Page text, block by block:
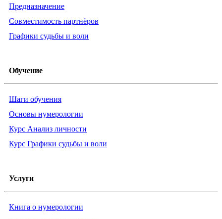
Предназначение
Совместимость партнёров
Графики судьбы и воли
Обучение
Шаги обучения
Основы нумерологии
Курс Анализ личности
Курс Графики судьбы и воли
Услуги
Книга о нумерологии